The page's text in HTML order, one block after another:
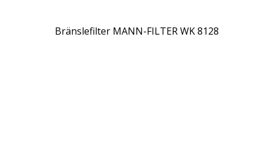
Bränslefilter MANN-FILTER WK 8128